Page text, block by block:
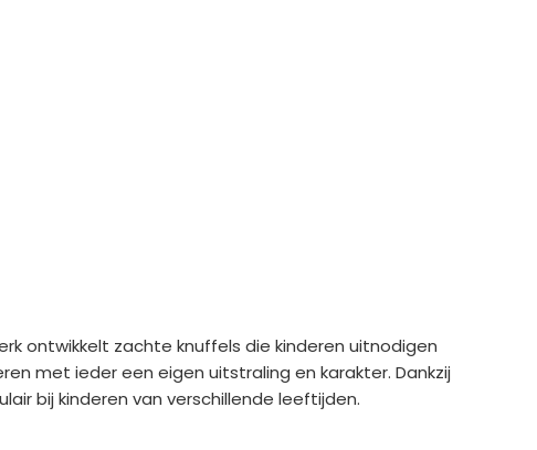
ontwikkelt zachte knuffels die kinderen uitnodigen
met ieder een eigen uitstraling en karakter. Dankzij
bij kinderen van verschillende leeftijden.